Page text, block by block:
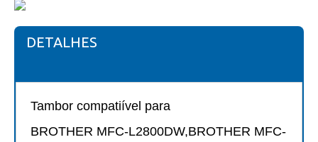
DETALHES
Tambor compatiível para
BROTHER MFC-L2800DW,BROTHER MFC-